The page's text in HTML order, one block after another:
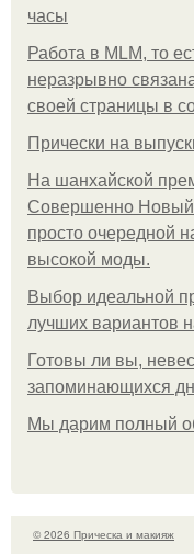
часы
Работа в MLM, то
неразрывно
своей страницы в
Прически на
На шанхайской
Совершенно Новый
просто очередной
высокой моды.
Выбор идеальной
лучших вариантов
Готовы ли вы,
запоминающихся
Мы дарим полный
© 2026 Прическа и макияж